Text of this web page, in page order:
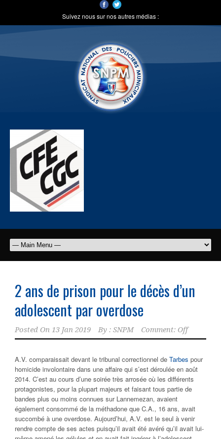
Suivez nous sur nos autres médias :
2 ans de prison pour le décès d’un
adolescent par overdose
Posted On 13 Jan 2019 By : SNPM Comment: Off
A.V. comparaissait devant le tribunal correctionnel de Tarbes pour
homicide involontaire dans une affaire qui s’est déroulée en août
2014. C’est au cours d’une soirée très arrosée où les différents
protagonistes, pour la plupart majeurs et faisant tous partie de
bandes plus ou moins connues sur Lannemezan, avaient
également consommé de la méthadone que C.A., 16 ans, avait
succombé à une overdose. Aujourd’hui, A.V. est le seul à venir
rendre compte de ses actes puisqu’il avait été avéré qu’il avait lui-